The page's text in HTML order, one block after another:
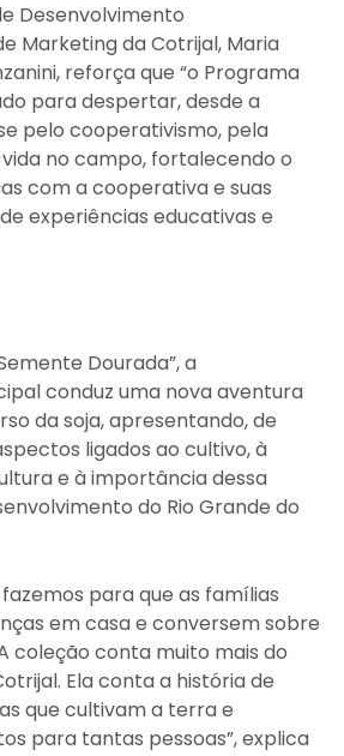
Desenvolvimento
Marketing da Cotrijal, Maria
reforça que “o Programa
para despertar, desde a
pelo cooperativismo, pela
no campo, fortalecendo o
com a cooperativa e suas
experiências educativas e
Dourada”, a
conduz uma nova aventura
da soja, apresentando, de
ligados ao cultivo, à
e à importância dessa
do Rio Grande do
para que as famílias
em casa e conversem sobre
coleção conta muito mais do
Ela conta a história de
que cultivam a terra e
para tantas pessoas”, explica